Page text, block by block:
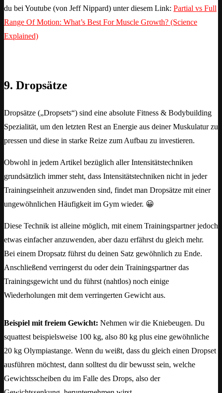
du bei Youtube (von Jeff Nippard) unter diesem Link: Partial vs Full
Range Of Motion: What’s Best For Muscle Growth? (Science
Explained)
9. Dropsätze
Dropsätze („Dropsets“) sind eine absolute Fitness & Bodybuilding
Spezialität, um den letzten Rest an Energie aus deiner Muskulatur zu
pressen und diese in starke Reize zum Aufbau zu investieren.
Obwohl in jedem Artikel bezüglich aller Intensitätstechniken
grundsätzlich immer steht, dass Intensitätstechniken nicht in jeder
Trainingseinheit anzuwenden sind, findet man Dropsätze mit einer
ungewöhnlichen Häufigkeit im Gym wieder. 😀
Diese Technik ist alleine möglich, mit einem Trainingspartner jedoch
etwas einfacher anzuwenden, aber dazu erfährst du gleich mehr.
Bei einem Dropsatz führst du deinen Satz gewöhnlich zu Ende.
Anschließend verringerst du oder dein Trainingspartner das
Trainingsgewicht und du führst (nahtlos) noch einige
Wiederholungen mit dem verringerten Gewicht aus.
Beispiel mit freiem Gewicht: Nehmen wir die Kniebeugen. Du
squattest beispielsweise 100 kg, also 80 kg plus eine gewöhnliche
20 kg Olympiastange. Wenn du weißt, dass du gleich einen Dropset
ausführen möchtest, dann solltest du dir bewusst sein, welche
Gewichtsscheiben du im Falle des Drops, also der